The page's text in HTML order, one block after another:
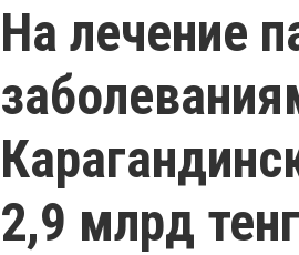
На лечение
2,9 млрд